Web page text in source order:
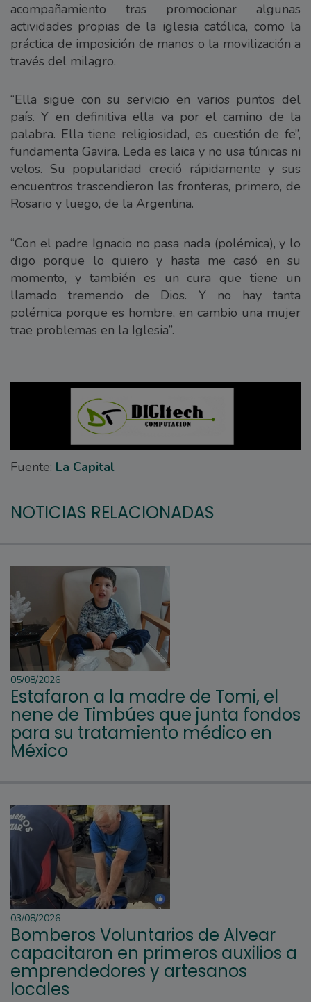
acompañamiento tras promocionar algunas
actividades propias de la iglesia católica, como la
práctica de imposición de manos o la movilización a
través del milagro.
“Ella sigue con su servicio en varios puntos del
país. Y en definitiva ella va por el camino de la
palabra. Ella tiene religiosidad, es cuestión de fe”,
fundamenta Gavira. Leda es laica y no usa túnicas ni
velos. Su popularidad creció rápidamente y sus
encuentros trascendieron las fronteras, primero, de
Rosario y luego, de la Argentina.
“Con el padre Ignacio no pasa nada (polémica), y lo
digo porque lo quiero y hasta me casó en su
momento, y también es un cura que tiene un
llamado tremendo de Dios. Y no hay tanta
polémica porque es hombre, en cambio una mujer
trae problemas en la Iglesia”.
Fuente: La Capital
NOTICIAS RELACIONADAS
05/08/2026
Estafaron a la madre de Tomi, el
nene de Timbúes que junta fondos
para su tratamiento médico en
México
03/08/2026
Bomberos Voluntarios de Alvear
capacitaron en primeros auxilios a
emprendedores y artesanos
locales